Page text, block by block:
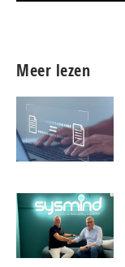
Meer lezen